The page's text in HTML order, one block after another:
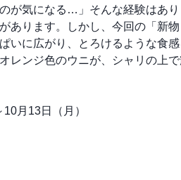
が気になる…」そんな経験はあ
あります。しかし、今回の「新
いに広がり、とろけるような食感
レンジ色のウニが、シャリの上
月13日（月）